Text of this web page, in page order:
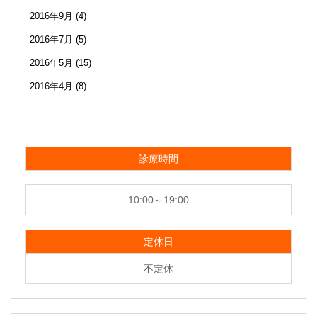
2016年9月 (4)
2016年7月 (5)
2016年5月 (15)
2016年4月 (8)
診療時間
10:00～19:00
定休日
不定休